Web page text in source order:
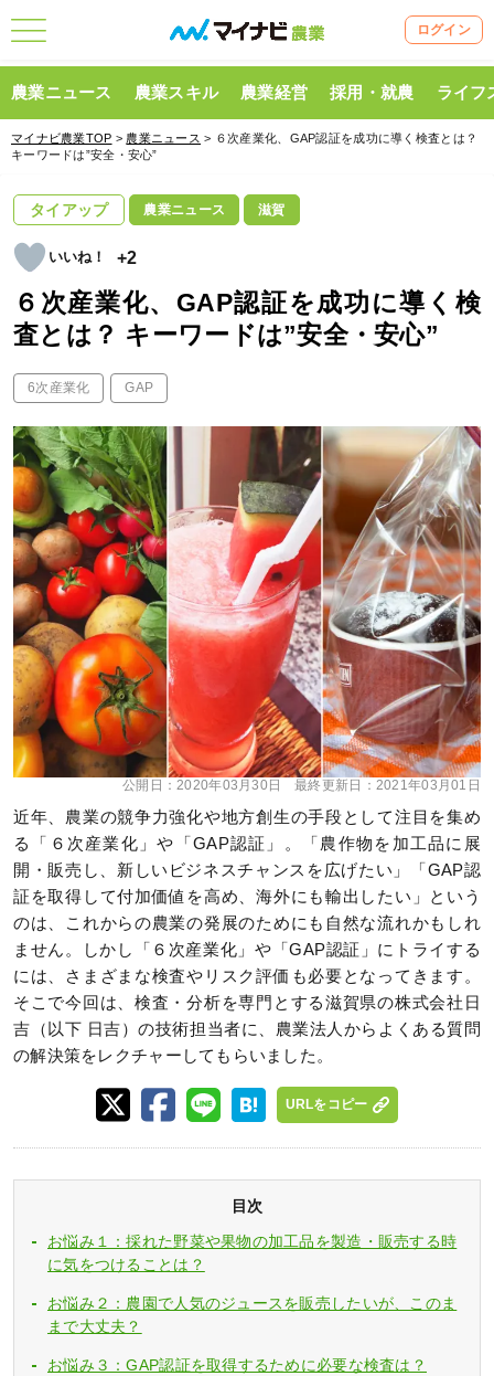
ログイン
農業ニュース 農業スキル 農業経営 採用・就農 ライフ
マイナビ農業TOP > 農業ニュース > ６次産業化、GAP認証を成功に導く検査とは？
キーワードは”安全・安心”
タイアップ 農業ニュース 滋賀
+2
６次産業化、GAP認証を成功に導く検
査とは？ キーワードは”安全・安心”
6次産業化 GAP
公開日：2020年03月30日 最終更新日： 2021年03月01日
近年、農業の競争力強化や地方創生の手段として注目を集め
る「６次産業化」や「GAP認証」。「農作物を加工品に展
開・販売し、新しいビジネスチャンスを広げたい」「GAP認
証を取得して付加価値を高め、海外にも輸出したい」という
のは、これからの農業の発展のためにも自然な流れかもしれ
ません。しかし「６次産業化」や「GAP認証」にトライする
には、さまざまな検査やリスク評価も必要となってきます。
そこで今回は、検査・分析を専門とする滋賀県の株式会社日
吉（以下 日吉）の技術担当者に、農業法人からよくある質問
の解決策をレクチャーしてもらいました。
URLをコピー
目次
お悩み１：採れた野菜や果物の加工品を製造・販売する時
に気をつけることは？
お悩み２：農園で人気のジュースを販売したいが、このま
まで大丈夫？
お悩み３：GAP認証を取得するために必要な検査は？